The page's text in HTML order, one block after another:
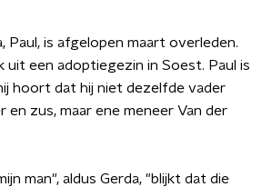
Paul, is afgelopen maart overleden.
uit een adoptiegezin in Soest. Paul is
hoort dat hij niet dezelfde vader
en zus, maar ene meneer Van der
man", aldus Gerda, "blijkt dat die